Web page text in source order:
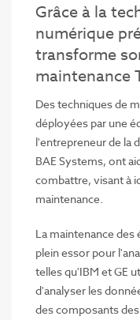
Grâce à la
numérique
transforme
maintenance
Des techniques de
déployées par une
l'entrepreneur de la
BAE Systems, ont
combattre, visant à
maintenance.
La maintenance
plein essor pour
telles qu'IBM et GE
d'analyser les
des composants